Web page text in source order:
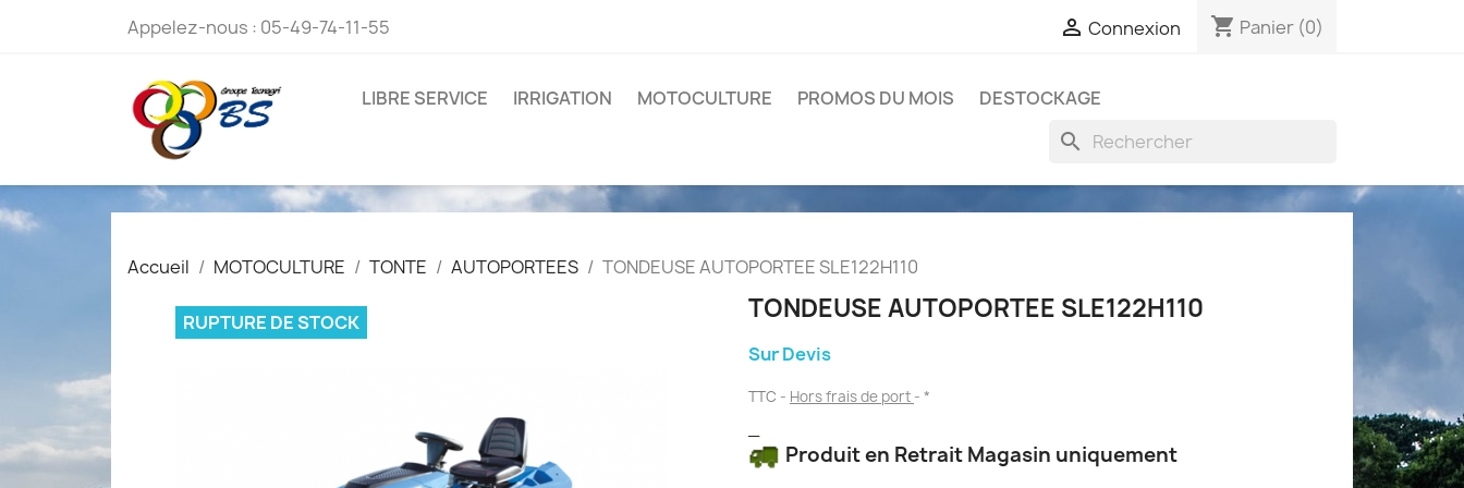
Appelez-nous : 05-49-74-11-55  Connexion shopping_cart Panier (0)
LIBRE SERVICE IRRIGATION MOTOCULTURE PROMOS DU MOIS DESTOCKAGE
search
Accueil MOTOCULTURE TONTE AUTOPORTEES TONDEUSE AUTOPORTEE SLE122H110
RUPTURE DE STOCK TONDEUSE AUTOPORTEE SLE122H110
Sur Devis
TTC Hors frais de port *
Produit en Retrait Magasin uniquement